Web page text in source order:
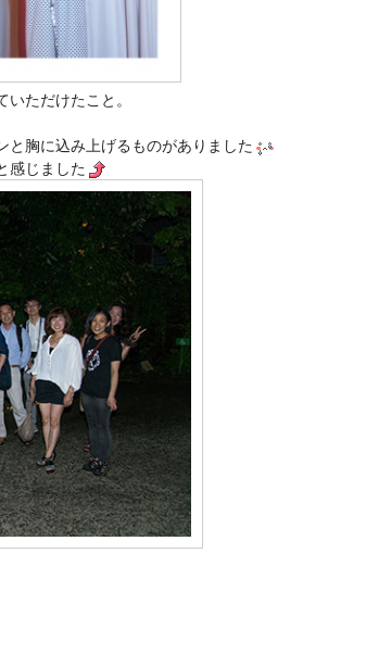
ただけたこと。
と胸に込み上げるものがありました
感じました